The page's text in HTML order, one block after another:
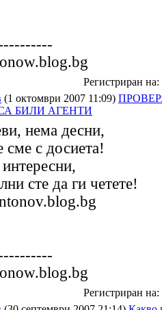
Регистриран
(1 октомври 2007 11:09)
БИЛИ АГЕНТИ
нема десни,
сме с досиета!
сте да ги четете!
Регистриран